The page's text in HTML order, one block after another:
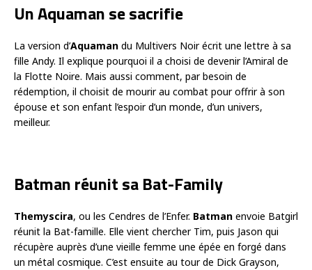
Un Aquaman se sacrifie
La version d’Aquaman du Multivers Noir écrit une lettre à sa
fille Andy. Il explique pourquoi il a choisi de devenir l’Amiral de
la Flotte Noire. Mais aussi comment, par besoin de
rédemption, il choisit de mourir au combat pour offrir à son
épouse et son enfant l’espoir d’un monde, d’un univers,
meilleur.
Batman réunit sa Bat-Family
Themyscira, ou les Cendres de l’Enfer. Batman envoie Batgirl
réunit la Bat-famille. Elle vient chercher Tim, puis Jason qui
récupère auprès d’une vieille femme une épée en forgé dans
un métal cosmique. C’est ensuite au tour de Dick Grayson,